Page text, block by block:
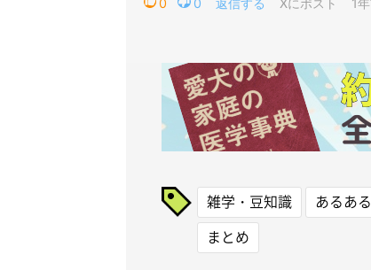
雑学・豆知識 あるある
まとめ